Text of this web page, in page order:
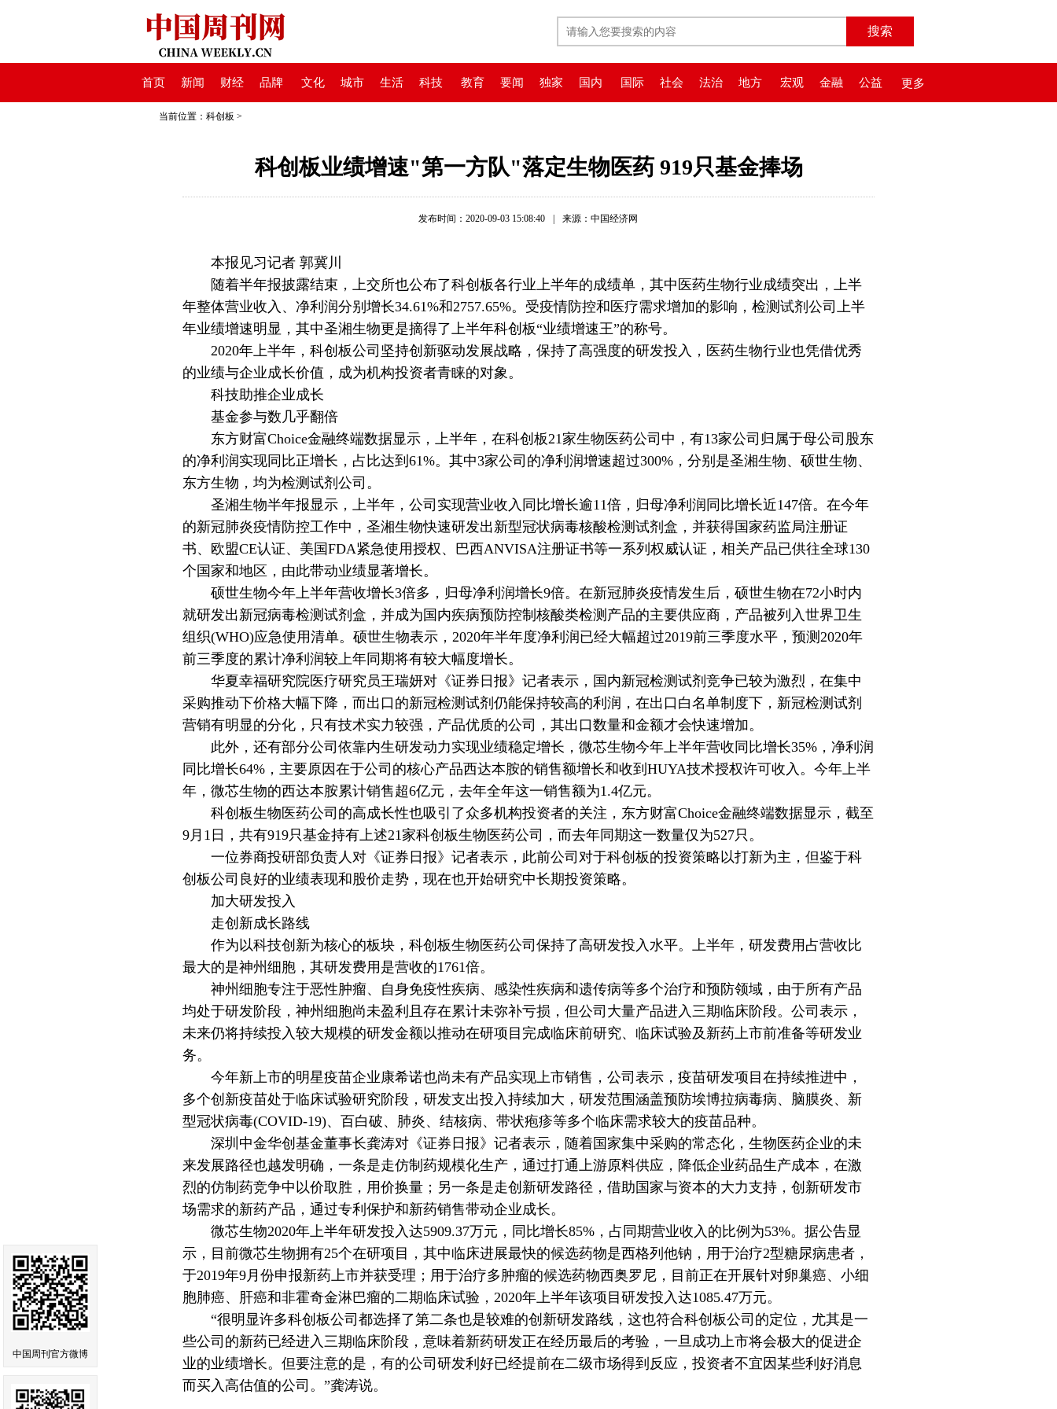
首页 新闻 财经 品牌 文化 城市 生活 科技 教育 要闻 独家 国内 国际 社会 法治 地方 宏观 金融 公益 更多
当前位置： 科创板 >
科创板业绩增速"第一方队"落定生物医药 919只基金捧场
发布时间：2020-09-03 15:08:40 来源：中国经济网
本报见习记者 郭冀川
随着半年报披露结束，上交所也公布了科创板各行业上半年的成绩单，其中医药生物行业成绩突出，上半
年整体营业收入、净利润分别增长34.61%和2757.65%。受疫情防控和医疗需求增加的影响，检测试剂公司上半
年业绩增速明显，其中圣湘生物更是摘得了上半年科创板“业绩增速王”的称号。
2020年上半年，科创板公司坚持创新驱动发展战略，保持了高强度的研发投入，医药生物行业也凭借优秀
的业绩与企业成长价值，成为机构投资者青睐的对象。
科技助推企业成长
基金参与数几乎翻倍
东方财富Choice金融终端数据显示，上半年，在科创板21家生物医药公司中，有13家公司归属于母公司股东
的净利润实现同比正增长，占比达到61%。其中3家公司的净利润增速超过300%，分别是圣湘生物、硕世生物、
东方生物，均为检测试剂公司。
圣湘生物半年报显示，上半年，公司实现营业收入同比增长逾11倍，归母净利润同比增长近147倍。在今年
的新冠肺炎疫情防控工作中，圣湘生物快速研发出新型冠状病毒核酸检测试剂盒，并获得国家药监局注册证
书、欧盟CE认证、美国FDA紧急使用授权、巴西ANVISA注册证书等一系列权威认证，相关产品已供往全球130
个国家和地区，由此带动业绩显著增长。
硕世生物今年上半年营收增长3倍多，归母净利润增长9倍。在新冠肺炎疫情发生后，硕世生物在72小时内
就研发出新冠病毒检测试剂盒，并成为国内疾病预防控制核酸类检测产品的主要供应商，产品被列入世界卫生
组织(WHO)应急使用清单。硕世生物表示，2020年半年度净利润已经大幅超过2019前三季度水平，预测2020年
前三季度的累计净利润较上年同期将有较大幅度增长。
华夏幸福研究院医疗研究员王瑞妍对《证券日报》记者表示，国内新冠检测试剂竞争已较为激烈，在集中
采购推动下价格大幅下降，而出口的新冠检测试剂仍能保持较高的利润，在出口白名单制度下，新冠检测试剂
营销有明显的分化，只有技术实力较强，产品优质的公司，其出口数量和金额才会快速增加。
此外，还有部分公司依靠内生研发动力实现业绩稳定增长，微芯生物今年上半年营收同比增长35%，净利润
同比增长64%，主要原因在于公司的核心产品西达本胺的销售额增长和收到HUYA技术授权许可收入。今年上半
年，微芯生物的西达本胺累计销售超6亿元，去年全年这一销售额为1.4亿元。
科创板生物医药公司的高成长性也吸引了众多机构投资者的关注，东方财富Choice金融终端数据显示，截至
9月1日，共有919只基金持有上述21家科创板生物医药公司，而去年同期这一数量仅为527只。
一位券商投研部负责人对《证券日报》记者表示，此前公司对于科创板的投资策略以打新为主，但鉴于科
创板公司良好的业绩表现和股价走势，现在也开始研究中长期投资策略。
加大研发投入
走创新成长路线
作为以科技创新为核心的板块，科创板生物医药公司保持了高研发投入水平。上半年，研发费用占营收比
最大的是神州细胞，其研发费用是营收的1761倍。
神州细胞专注于恶性肿瘤、自身免疫性疾病、感染性疾病和遗传病等多个治疗和预防领域，由于所有产品
均处于研发阶段，神州细胞尚未盈利且存在累计未弥补亏损，但公司大量产品进入三期临床阶段。公司表示，
未来仍将持续投入较大规模的研发金额以推动在研项目完成临床前研究、临床试验及新药上市前准备等研发业
务。
今年新上市的明星疫苗企业康希诺也尚未有产品实现上市销售，公司表示，疫苗研发项目在持续推进中，
多个创新疫苗处于临床试验研究阶段，研发支出投入持续加大，研发范围涵盖预防埃博拉病毒病、脑膜炎、新
型冠状病毒(COVID-19)、百白破、肺炎、结核病、带状疱疹等多个临床需求较大的疫苗品种。
深圳中金华创基金董事长龚涛对《证券日报》记者表示，随着国家集中采购的常态化，生物医药企业的未
来发展路径也越发明确，一条是走仿制药规模化生产，通过打通上游原料供应，降低企业药品生产成本，在激
烈的仿制药竞争中以价取胜，用价换量；另一条是走创新研发路径，借助国家与资本的大力支持，创新研发市
场需求的新药产品，通过专利保护和新药销售带动企业成长。
微芯生物2020年上半年研发投入达5909.37万元，同比增长85%，占同期营业收入的比例为53%。据公告显
示，目前微芯生物拥有25个在研项目，其中临床进展最快的候选药物是西格列他钠，用于治疗2型糖尿病患者，
于2019年9月份申报新药上市并获受理；用于治疗多肿瘤的候选药物西奥罗尼，目前正在开展针对卵巢癌、小细
胞肺癌、肝癌和非霍奇金淋巴瘤的二期临床试验，2020年上半年该项目研发投入达1085.47万元。
“很明显许多科创板公司都选择了第二条也是较难的创新研发路线，这也符合科创板公司的定位，尤其是一
些公司的新药已经进入三期临床阶段，意味着新药研发正在经历最后的考验，一旦成功上市将会极大的促进企
业的业绩增长。但要注意的是，有的公司研发利好已经提前在二级市场得到反应，投资者不宜因某些利好消息
而买入高估值的公司。”龚涛说。
中国周刊官方微博